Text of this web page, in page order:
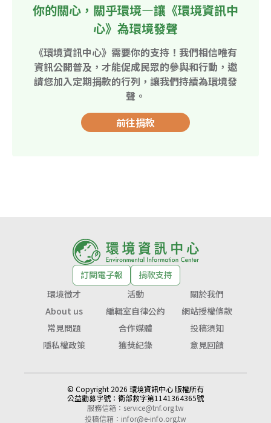
你的關心，關乎環境—讓《環境資訊中
心》為環境發聲
《環境資訊中心》需要你的支持！我們相信唯有
資訊公開普及，才能促成民眾的參與和行動，邀
請您加入定期捐款的行列，讓我們持續為環境發
聲。
前往捐款
訂閱電子報
捐款支持
環境徵才
活動
關於我們
About us
編輯室自律公約
網站授權條款
常見問題
合作媒體
投稿須知
隱私權政策
獲獎紀錄 意見回饋
© Copyright 2026 環境資訊中心 版權所有
公益勸募字號： 衛部救字第1141364365號
服務信箱： service@tnf.org.tw
投稿信箱： infor@e-info.org.tw